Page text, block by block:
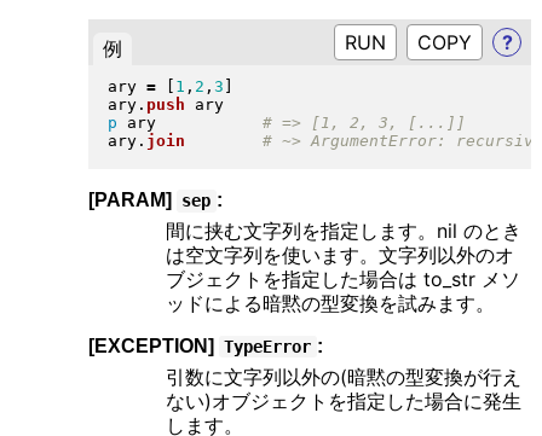
例 RUN ?
ary = 1 , 2 , 3
ary. push
ary
p ary
ary. join
[PARAM] sep :
間に挟む文字列を指定します。nil のとき
は空文字列を使います。文字列以外のオ
ブジェクトを指定した場合は to_str メソ
ッドによる暗黙の型変換を試みます。
[EXCEPTION] TypeError :
引数に文字列以外の(暗黙の型変換が行え
ない)オブジェクトを指定した場合に発生
します。